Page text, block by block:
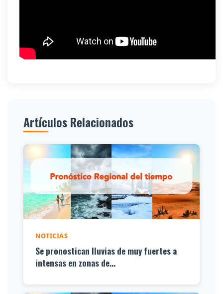
Artículos Relacionados
NOTICIAS
Se pronostican lluvias de muy fuertes a
intensas en zonas de...